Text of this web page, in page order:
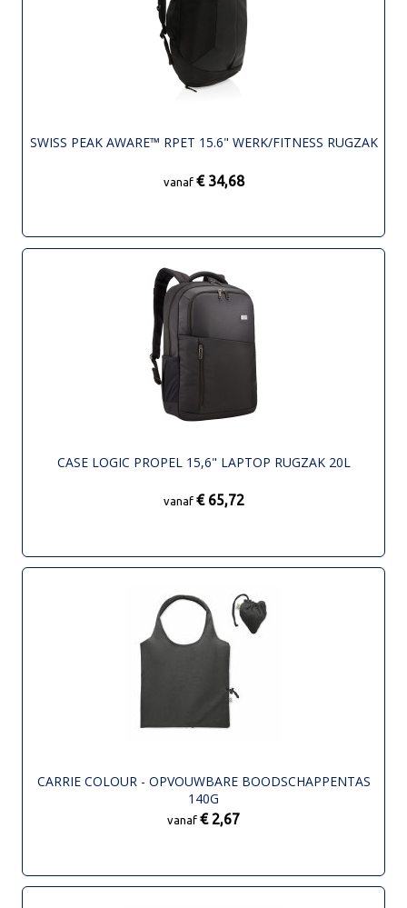
SWISS PEAK AWARE™ RPET 15.6" WERK/FITNESS RUGZAK
vanaf € 34,68
CASE LOGIC PROPEL 15,6" LAPTOP RUGZAK 20L
vanaf € 65,72
CARRIE COLOUR - OPVOUWBARE BOODSCHAPPENTAS
140G
vanaf € 2,67